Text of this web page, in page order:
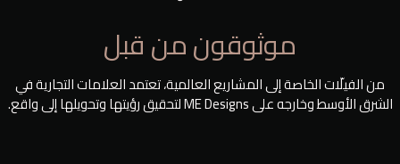
موثوقون من قبل
من الفيلّات الخاصة إلى المشاريع العالمية، تعتمد العلامات التجارية في
الشرق الأوسط وخارجه على ME Designs لتحقيق رؤيتها وتحويلها إلى واقع.